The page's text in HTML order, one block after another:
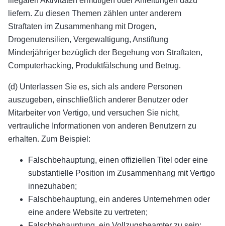
liefern. Zu diesen Themen zählen unter anderem
Straftaten im Zusammenhang mit Drogen,
Drogenutensilien, Vergewaltigung, Anstiftung
Minderjähriger bezüglich der Begehung von Straftaten,
Computerhacking, Produktfälschung und Betrug.
(d) Unterlassen Sie es, sich als andere Personen
auszugeben, einschließlich anderer Benutzer oder
Mitarbeiter von Vertigo, und versuchen Sie nicht,
vertrauliche Informationen von anderen Benutzern zu
erhalten. Zum Beispiel:
Falschbehauptung, einen offiziellen Titel oder eine
substantielle Position im Zusammenhang mit Vertigo
innezuhaben;
Falschbehauptung, ein anderes Unternehmen oder
eine andere Website zu vertreten;